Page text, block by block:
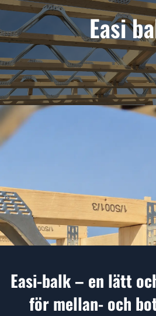
Easi
Easi-balk – en lätt
för mellan- och